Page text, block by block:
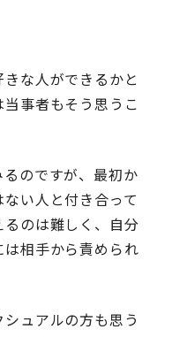
な人ができるかと
事者もそう思うこ
のですが、最初か
い人と付き合って
のは難しく、自分
相手から責められ
ュアルの方も思う